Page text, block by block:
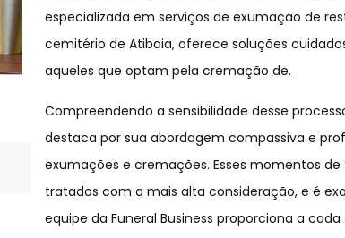
especializada em serviços de exumação de
cemitério de Atibaia, oferece soluções
aqueles que optam pela cremação de.
Compreendendo a sensibilidade desse
destaca por sua abordagem compassiva e
exumações e cremações. Esses momentos
tratados com a mais alta consideração, e é
equipe da Funeral Business proporciona a